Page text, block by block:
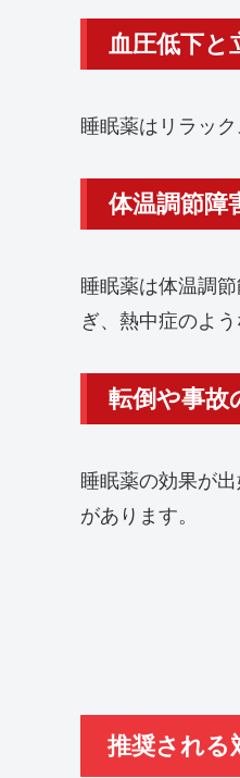
血圧低下と
睡眠薬はリラッ
体温調節障
睡眠薬は体温調
ぎ、熱中症のよ
転倒や事故
睡眠薬の効果が
があります。
推奨される